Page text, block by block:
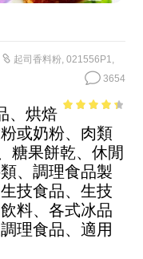
起司香料粉, 021556P1,
3654
of 5
、烘焙
或奶粉、肉類
糖果餅乾、休閒
、調理食品製
技食品、生技
料、各式冰品
理食品、適用